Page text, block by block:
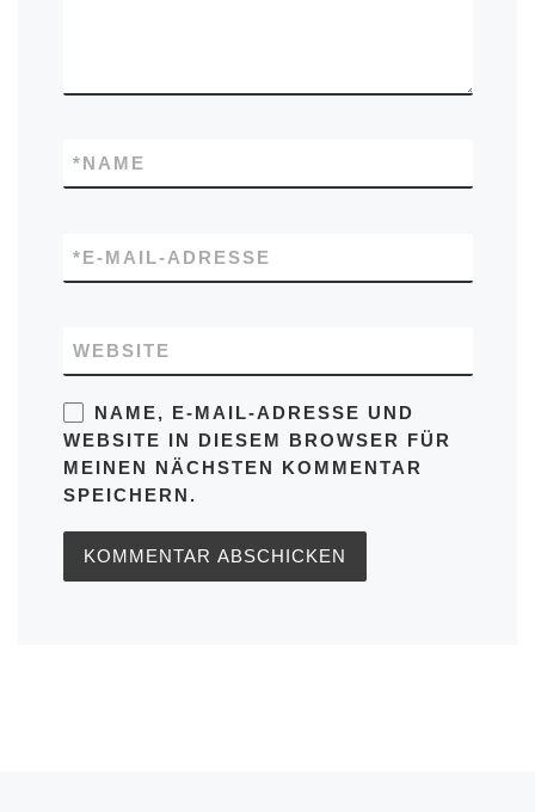
NAME
*
E-MAIL-ADRESSE
*
WEBSITE
NAME, E-MAIL-ADRESSE UND
WEBSITE IN DIESEM BROWSER FÜR
MEINEN NÄCHSTEN KOMMENTAR
SPEICHERN.